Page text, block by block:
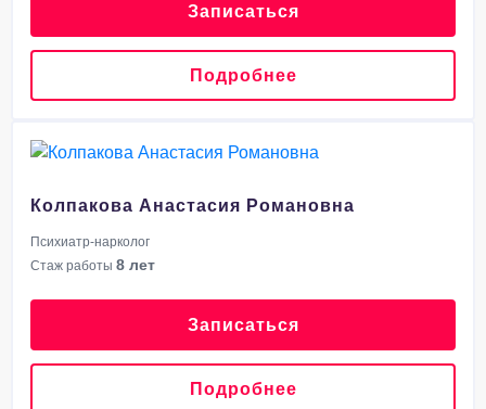
Записаться
Подробнее
Колпакова Анастасия Романовна
Психиатр-нарколог
Стаж работы 8 лет
Записаться
Подробнее